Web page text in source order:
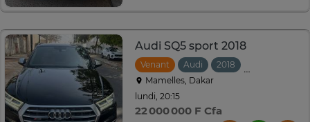
Audi SQ5 sport 2018
Venant Audi 2018
Mamelles, Dakar
lundi, 20:15
22 000 000 F Cfa